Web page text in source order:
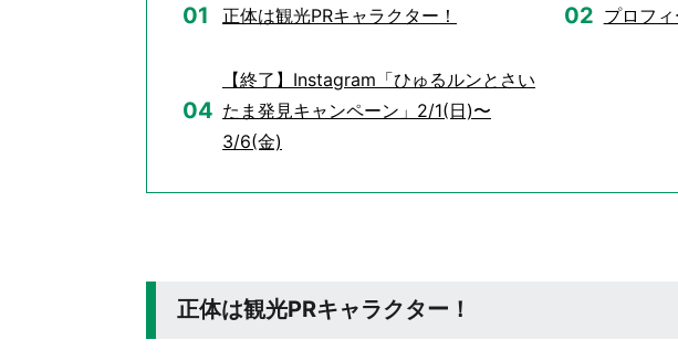
正体は観光PRキャラクター！ プロフィ
【終了】Instagram「ひゅるルンとさい
たま発見キャンペーン」2/1(日)〜
3/6(金)
正体は観光PRキャラクター！